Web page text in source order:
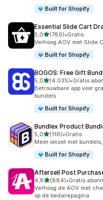
Built for Shopify
Essential Slide Cart
5,0van 5 sterren
(789)
789 recensies in totaal
•Gratis
Verhoog AOV met Slide
Built for Shopify
BOGOS: Free Gift
5,0van 5 sterren
(4.035)
4035 recensies in totaal
•Gratis
Betrouwbare app voor
bundels
Built for Shopify
Bundlex Product
5,0van 5 sterren
(116)
116 recensies in totaal
•Gratis
Meer omzet met
Built for Shopify
Aftersell Post
4,8van 5 sterren
(884)
884 recensies in totaal
•Gratis
Verhoog de AOV met
op de bedankpagina